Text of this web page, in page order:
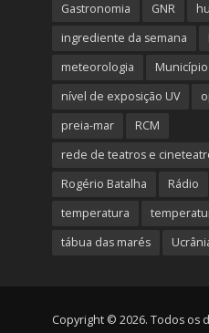
Gastronomia
GNR
ingrediente da semana
meteorologia
nível de exposição UV
preia-mar
RCM
rede de teatros e
Rogério Batalha
Rádio
temperatura
tábua das marés
Copyright © 2026. Todos os